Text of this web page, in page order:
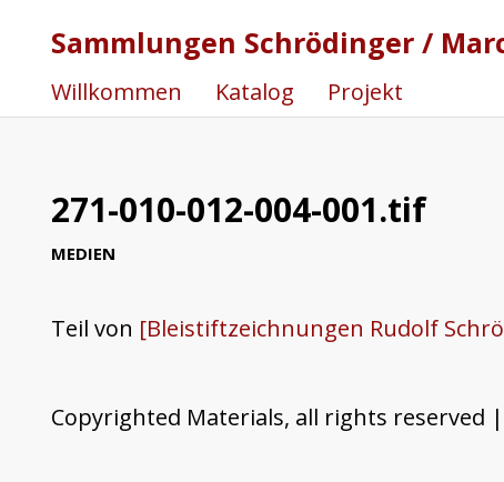
Sammlungen Schrödinger /
Willkommen Katalog Projekt
271-010-012-004-001.tif
MEDIEN
Teil von [Bleistiftzeichnungen Rudolf
Copyrighted Materials, all rights reserved |